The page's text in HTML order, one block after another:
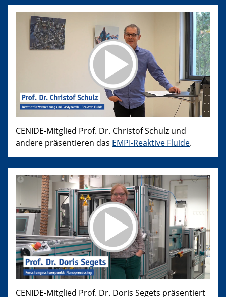
CENIDE-Mitglied Prof. Dr. Christof Schulz und
andere präsentieren das EMPI-Reaktive Fluide.
CENIDE-Mitglied Prof. Dr. Doris Segets präsentiert